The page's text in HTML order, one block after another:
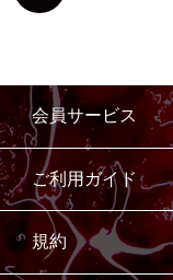
会員サービス
ご利用ガイド
規約